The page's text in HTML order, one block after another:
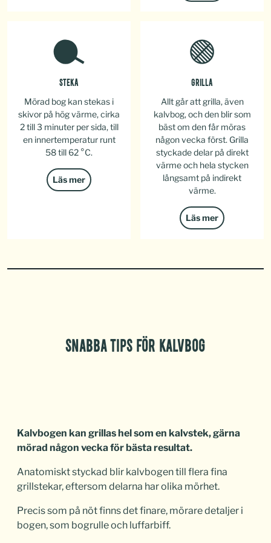
STEKA
Mörad bog kan stekas i
skivor på hög värme, cirka
2 till 3 minuter per sida, till
en innertemperatur runt
58 till 62 °C.
Läs mer
GRILLA
Allt går att grilla, även
kalvbog, och den blir som
bäst om den får möras
någon vecka först. Grilla
styckade delar på direkt
värme och hela stycken
långsamt på indirekt
värme.
Läs mer
SNABBA TIPS FÖR KALVBOG
Kalvbogen kan grillas hel som en kalvstek, gärna
mörad någon vecka för bästa resultat.
Anatomiskt styckad blir kalvbogen till flera fina
grillstekar, eftersom delarna har olika mörhet.
Precis som på nöt finns det finare, mörare detaljer i
bogen, som bogrulle och luffarbiff.